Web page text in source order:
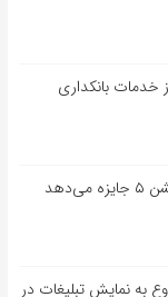
خدمات بانکداری
به نمایش تبلیغات در